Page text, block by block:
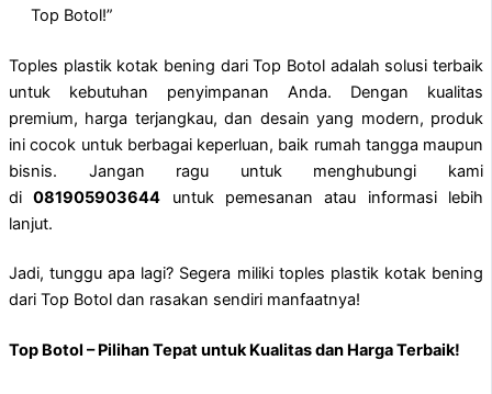
Top Botol!”
Toples plastik kotak bening dari Top Botol adalah solusi terbaik
untuk kebutuhan penyimpanan Anda. Dengan kualitas
premium, harga terjangkau, dan desain yang modern, produk
ini cocok untuk berbagai keperluan, baik rumah tangga maupun
bisnis. Jangan ragu untuk menghubungi kami
di081905903644 untuk pemesanan atau informasi lebih
lanjut.
Jadi, tunggu apa lagi? Segera miliki toples plastik kotak bening
dari Top Botol dan rasakan sendiri manfaatnya!
Top Botol – Pilihan Tepat untuk Kualitas dan Harga Terbaik!